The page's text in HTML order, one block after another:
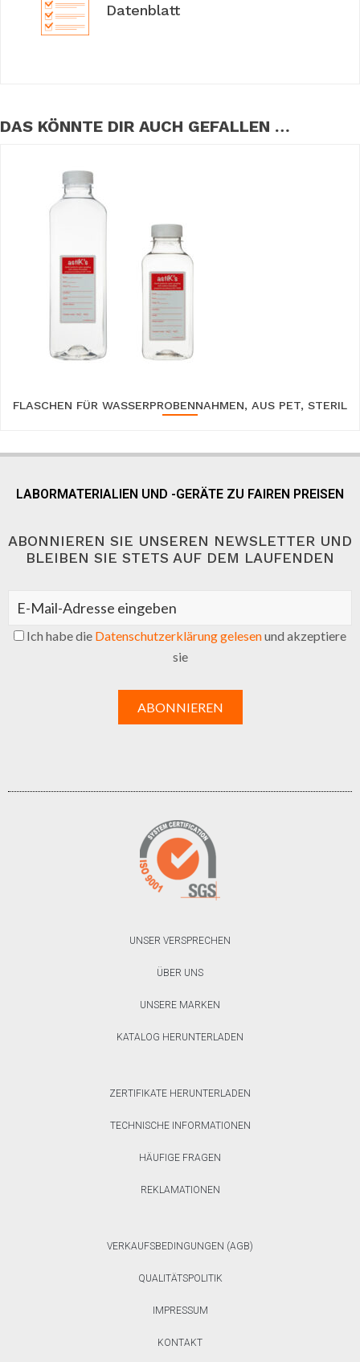
Datenblatt
DAS KÖNNTE DIR AUCH GEFALLEN …
FLASCHEN FÜR WASSERPROBENNAHMEN, AUS PET, STERIL
LABORMATERIALIEN UND -GERÄTE ZU FAIREN PREISEN
ABONNIEREN SIE UNSEREN NEWSLETTER UND
BLEIBEN SIE STETS AUF DEM LAUFENDEN
Ich habe die Datenschutzerklärung gelesenund akzeptiere
sie
UNSER VERSPRECHEN
ÜBER UNS
UNSERE MARKEN
KATALOG HERUNTERLADEN
ZERTIFIKATE HERUNTERLADEN
TECHNISCHE INFORMATIONEN
HÄUFIGE FRAGEN
REKLAMATIONEN
VERKAUFSBEDINGUNGEN (AGB)
QUALITÄTSPOLITIK
IMPRESSUM
KONTAKT